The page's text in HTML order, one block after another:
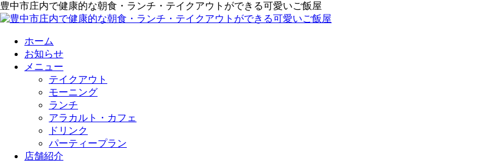
豊中市庄内で健康的な朝食・ランチ・テイクアウトができる可愛いご飯屋
ホーム
お知らせ
メニュー
テイクアウト
モーニング
ランチ
アラカルト・カフェ
ドリンク
パーティープラン
店舗紹介